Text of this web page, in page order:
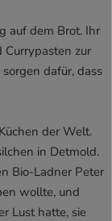
auf dem Brot. Ihr
zur
dafür, dass
der Welt.
in Detmold.
Bio-Ladner Peter
wollte, und
Lust hatte, sie